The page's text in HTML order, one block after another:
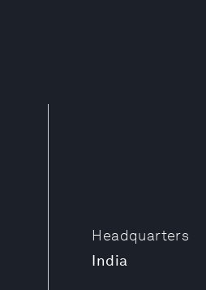
Headquarters
India